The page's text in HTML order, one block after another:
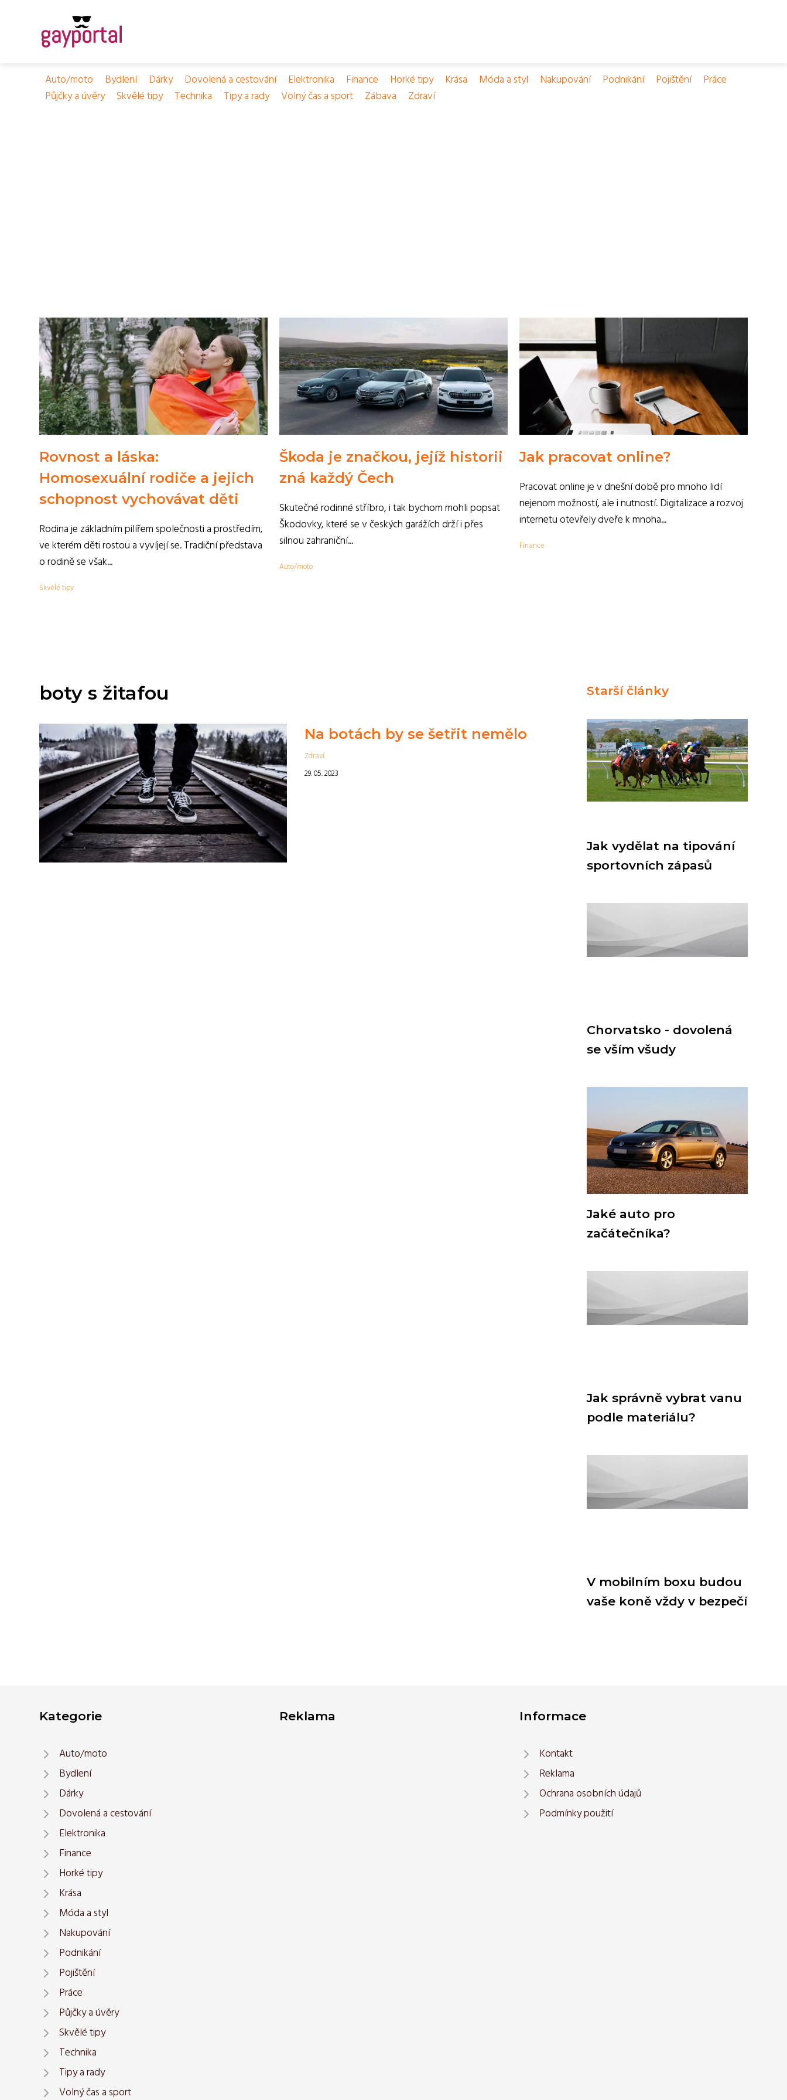
Auto/moto Bydlení Dárky Dovolená a cestování Elektronika Finance Horké tipy Krása Móda a styl Nakupování Podnikání Pojištění
Práce
Půjčky a úvěry
Skvělé tipy Technika Tipy a rady Volný čas a sport Zábava Zdraví
Rovnost a láska:
Homosexuální rodiče a jejich
schopnost vychovávat děti
Rodina je základním pilířem společnosti a prostředím,
ve kterém děti rostou a vyvíjejí se. Tradiční představa
o rodině se však...
Skvělé tipy
Škoda je značkou, jejíž historii
zná každý Čech
Skutečné rodinné stříbro, i tak bychom mohli popsat
Škodovky, které se v českých garážích drží i přes
silnou zahraniční...
Auto/moto
Jak pracovat online?
Pracovat online je v dnešní době pro mnoho lidí
nejenom možností, ale i nutností. Digitalizace a rozvoj
internetu otevřely dveře k mnoha...
Finance
boty s žitafou
Na botách by se šetřit nemělo
Zdraví
29. 05. 2023
Starší články
Jak vydělat na tipování
sportovních zápasů
Chorvatsko - dovolená
se vším všudy
Jaké auto pro
začátečníka?
Jak správně vybrat vanu
podle materiálu?
V mobilním boxu budou
vaše koně vždy v bezpečí
Kategorie
Auto/moto
Bydlení
Dárky
Dovolená a cestování
Elektronika
Finance
Horké tipy
Krása
Móda a styl
Nakupování
Podnikání
Pojištění
Práce
Půjčky a úvěry
Skvělé tipy
Technika
Tipy a rady
Volný čas a sport
Reklama Informace
Kontakt
Reklama
Ochrana osobních údajů
Podmínky použití